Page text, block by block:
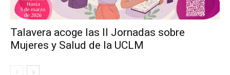
Talavera acoge las II Jornadas sobre
Mujeres y Salud de la UCLM